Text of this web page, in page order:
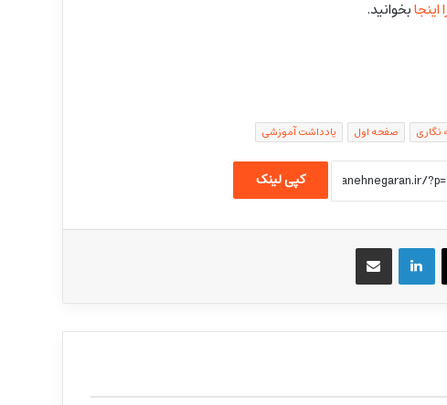
بخوانید.
نگاری صفحه اول یادداشت آموزشی
کپی لینک
X لینکداین